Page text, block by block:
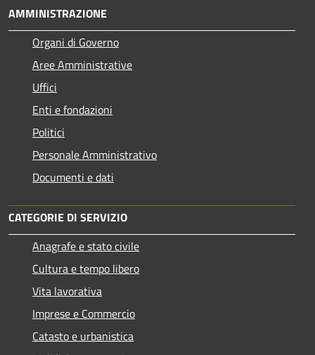
AMMINISTRAZIONE
Organi di Governo
Aree Amministrative
Uffici
Enti e fondazioni
Politici
Personale Amministrativo
Documenti e dati
CATEGORIE DI SERVIZIO
Anagrafe e stato civile
Cultura e tempo libero
Vita lavorativa
Imprese e Commercio
Catasto e urbanistica